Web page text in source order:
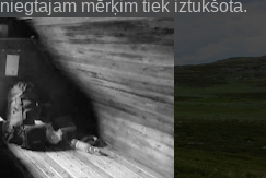
mērķim tiek iztukšota.